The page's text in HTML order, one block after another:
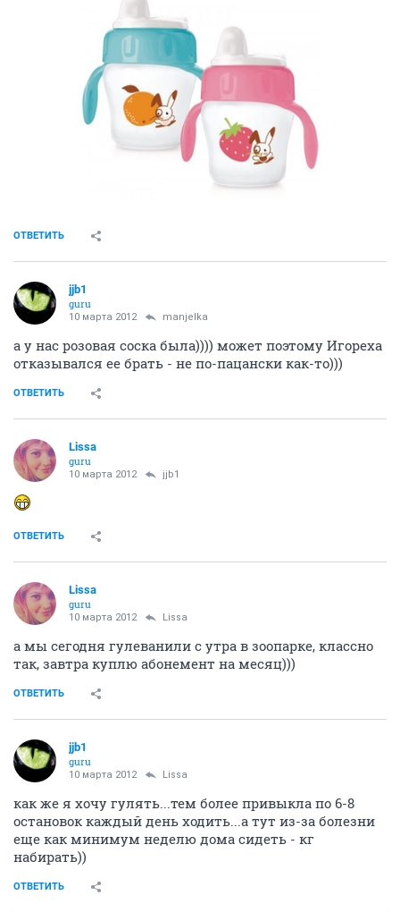
ОТВЕТИТЬ
jjb1
guru
10 марта 2012 manjelka
а у нас розовая соска была)))) может поэтому Игореха
отказывался ее брать - не по-пацански как-то)))
ОТВЕТИТЬ
Lissa
guru
10 марта 2012 jjb1
ОТВЕТИТЬ
Lissa
guru
10 марта 2012 Lissa
а мы сегодня гулеванили с утра в зоопарке, классно
так, завтра куплю абонемент на месяц)))
ОТВЕТИТЬ
jjb1
guru
10 марта 2012 Lissa
как же я хочу гулять...тем более привыкла по 6-8
остановок каждый день ходить...а тут из-за болезни
еще как минимум неделю дома сидеть - кг
набирать))
ОТВЕТИТЬ